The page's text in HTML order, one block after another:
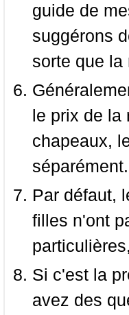
guide de
suggérons
sorte que la
le prix de la
chapeaux,
séparément.
Par défaut,
filles n'ont
Si c'est la
avez des